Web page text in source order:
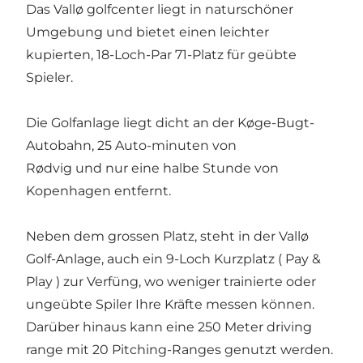
Das Vallø golfcenter liegt in naturschöner
Umgebung und bietet einen leichter
kupierten, 18-Loch-Par 71-Platz für geübte
Spieler.
Die Golfanlage liegt dicht an der Køge-Bugt-
Autobahn, 25 Auto-minuten von
Rødvig und nur eine halbe Stunde von
Kopenhagen entfernt.
Neben dem grossen Platz, steht in der Vallø
Golf-Anlage, auch ein 9-Loch Kurzplatz ( Pay &
Play ) zur Verfüng, wo weniger trainierte oder
ungeübte Spiler Ihre Kräfte messen können.
Darüber hinaus kann eine 250 Meter driving
range mit 20 Pitching-Ranges genutzt werden.